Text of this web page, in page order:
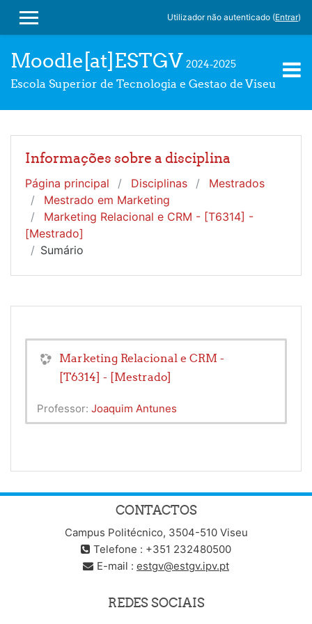
PAINEL LATERAL
Utilizador não autenticado (Entrar)
Moodle[at]ESTGV 2024-2025
Escola Superior de Tecnologia e Gestao de Viseu
Informações sobre a disciplina
Página principal Disciplinas
Mestrados
Mestrado em Marketing
Marketing Relacional e CRM - [T6314] -
[Mestrado]
Sumário
Marketing Relacional e CRM -
[T6314] - [Mestrado]
Professor: Joaquim Antunes
CONTACTOS
Campus Politécnico, 3504-510 Viseu
Telefone : +351 232480500
E-mail : estgv@estgv.ipv.pt
REDES SOCIAIS